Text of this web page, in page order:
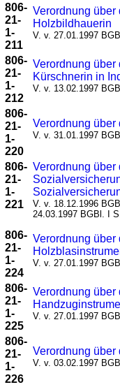
806-
21-
1-
211
Verordnung
Holzbildhauerin
V. v. 27.01.1997
806-
21-
1-
212
Verordnung
Kürschnerin in
V. v. 13.02.1997
806-
21-
1-
220
Verordnung
V. v. 31.01.1997
806-
21-
1-
221
Verordnung
V. v. 18.12.1996
24.03.1997 BGBl. I
806-
21-
1-
224
Verordnung
V. v. 27.01.1997
806-
21-
1-
225
Verordnung
V. v. 27.01.1997
806-
21-
1-
226
Verordnung
V. v. 03.02.1997